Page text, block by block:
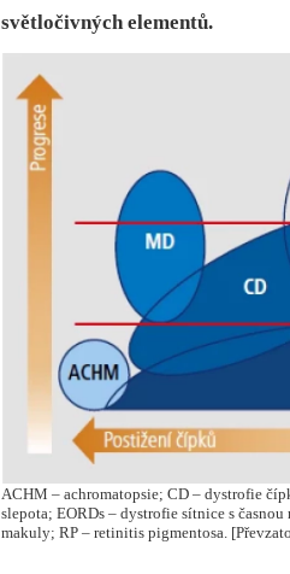
světločivných elementů.
ACHM – achromatopsie; CD – dystrofie
slepota; EORDs – dystrofie sítnice s
makuly; RP – retinitis pigmentosa.